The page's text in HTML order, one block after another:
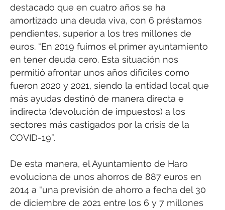
destacado que en cuatro años se ha
amortizado una deuda viva, con 6 préstamos
pendientes, superior a los tres millones de
euros. “En 2019 fuimos el primer ayuntamiento
en tener deuda cero. Esta situación nos
permitió afrontar unos años difíciles como
fueron 2020 y 2021, siendo la entidad local que
más ayudas destinó de manera directa e
indirecta (devolución de impuestos) a los
sectores más castigados por la crisis de la
COVID-19”.
De esta manera, el Ayuntamiento de Haro
evoluciona de unos ahorros de 887 euros en
2014 a “una previsión de ahorro a fecha del 30
de diciembre de 2021 entre los 6 y 7 millones